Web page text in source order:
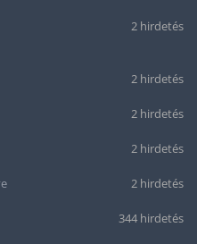
2 hirdetés
2 hirdetés
2 hirdetés
2 hirdetés
2 hirdetés
344 hirdetés